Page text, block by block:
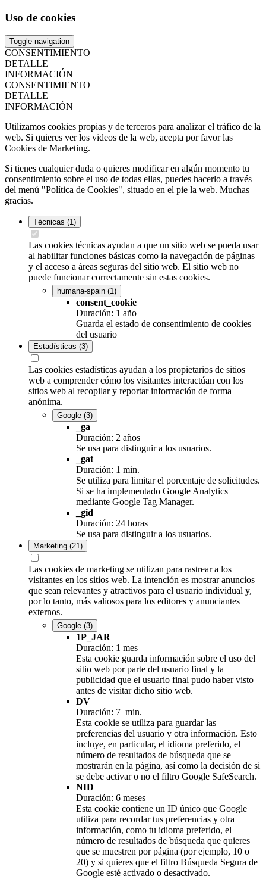
Uso de cookies
Toggle navigation
CONSENTIMIENTO
DETALLE
INFORMACIÓN
CONSENTIMIENTO
DETALLE
INFORMACIÓN
Utilizamos cookies propias y de terceros para analizar el tráfico de la
web. Si quieres ver los videos de la web, acepta por favor las
Cookies de Marketing.
Si tienes cualquier duda o quieres modificar en algún momento tu
consentimiento sobre el uso de todas ellas, puedes hacerlo a través
del menú "Política de Cookies", situado en el pie la web. Muchas
gracias.
Técnicas (1)
Las cookies técnicas ayudan a que un sitio web se pueda usar
al habilitar funciones básicas como la navegación de páginas
y el acceso a áreas seguras del sitio web. El sitio web no
puede funcionar correctamente sin estas cookies.
humana-spain (1)
consent_cookie
Duración: 1 año
Guarda el estado de consentimiento de cookies
del usuario
Estadísticas (3)
Las cookies estadísticas ayudan a los propietarios de sitios
web a comprender cómo los visitantes interactúan con los
sitios web al recopilar y reportar información de forma
anónima.
Google (3)
_ga
Duración: 2 años
Se usa para distinguir a los usuarios.
_gat
Duración: 1 min.
Se utiliza para limitar el porcentaje de solicitudes.
Si se ha implementado Google Analytics
mediante Google Tag Manager.
_gid
Duración: 24 horas
Se usa para distinguir a los usuarios.
Marketing (21)
Las cookies de marketing se utilizan para rastrear a los
visitantes en los sitios web. La intención es mostrar anuncios
que sean relevantes y atractivos para el usuario individual y,
por lo tanto, más valiosos para los editores y anunciantes
externos.
Google (3)
1P_JAR
Duración: 1 mes
Esta cookie guarda información sobre el uso del
sitio web por parte del usuario final y la
publicidad que el usuario final pudo haber visto
antes de visitar dicho sitio web.
DV
Duración: 7 min.
Esta cookie se utiliza para guardar las
preferencias del usuario y otra información. Esto
incluye, en particular, el idioma preferido, el
número de resultados de búsqueda que se
mostrarán en la página, así como la decisión de si
se debe activar o no el filtro Google SafeSearch.
NID
Duración: 6 meses
Esta cookie contiene un ID único que Google
utiliza para recordar tus preferencias y otra
información, como tu idioma preferido, el
número de resultados de búsqueda que quieres
que se muestren por página (por ejemplo, 10 o
20) y si quieres que el filtro Búsqueda Segura de
Google esté activado o desactivado.